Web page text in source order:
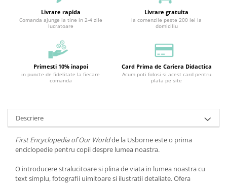
Livrare rapida
Comanda ajunge la tine in 2-4 zile
lucratoare
Livrare gratuita
la comenzile peste 200 lei la
domiciliu
Primesti 10% inapoi
in puncte de fidelitate la fiecare
comanda
Card Prima de Cariera Didactica
Acum poti folosi si acest card pentru
plata pe site
Descriere
First Encyclopedia of Our Worldde la Usborne este o prima
enciclopedie pentru copii despre lumea noastra.
O introducere stralucitoare si plina de viata in lumea noastra cu
text simplu, fotografii uimitoare si ilustratii detaliate. Ofera